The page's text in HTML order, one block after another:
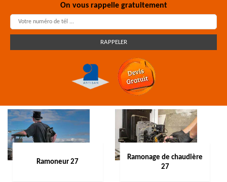
On vous rappelle gratuitement
Ramoneur 27
Ramonage de chaudière
27